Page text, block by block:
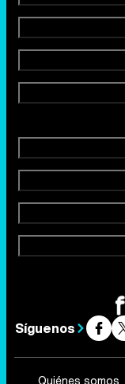
Síguenos
Quiénes somos